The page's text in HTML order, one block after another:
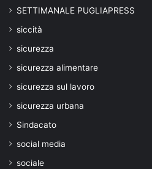
SETTIMANALE PUGLIAPRESS
siccità
sicurezza
sicurezza alimentare
sicurezza sul lavoro
sicurezza urbana
Sindacato
social media
sociale